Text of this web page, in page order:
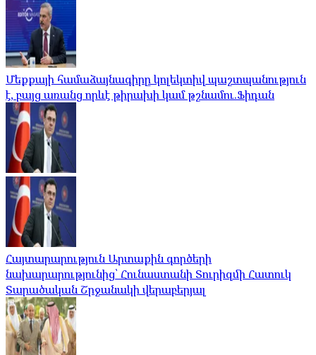
Մեքքայի համաձայնագիրը կոլեկտիվ պաշտպանություն
է, բայց առանց որևէ թիրախի կամ թշնամու.Ֆիդան
Հայտարարություն Արտաքին գործերի
նախարարությունից՝ Հունաստանի Տուրիզմի Հատուկ
Տարածական Շրջանակի վերաբերյալ